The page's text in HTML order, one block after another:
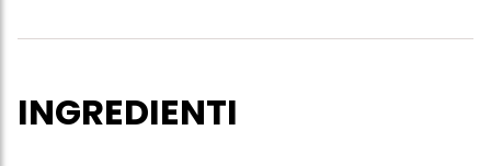
INGREDIENTI